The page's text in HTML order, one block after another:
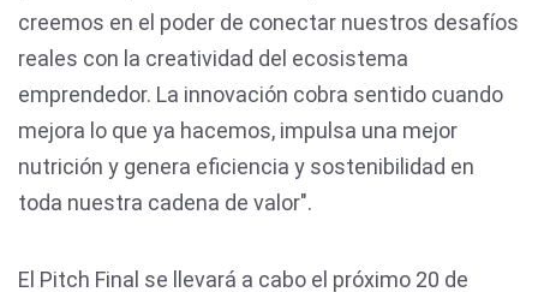
creemos en el poder de conectar nuestros desafíos
reales con la creatividad del ecosistema
emprendedor. La innovación cobra sentido cuando
mejora lo que ya hacemos, impulsa una mejor
nutrición y genera eficiencia y sostenibilidad en
toda nuestra cadena de valor".
El Pitch Final se llevará a cabo el próximo 20 de